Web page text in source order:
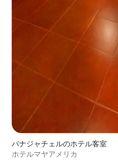
パナジャチェルのホテル客室
ホテルマヤアメリカ